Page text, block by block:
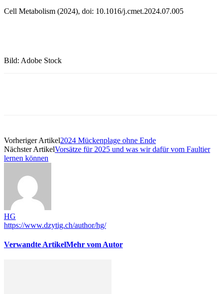
Cell Metabolism (2024), doi: 10.1016/j.cmet.2024.07.005
Bild: Adobe Stock
Vorheriger Artikel2024 Mückenplage ohne Ende
Nächster ArtikelVorsätze für 2025 und was wir dafür vom Faultier
lernen können
HG
https://www.dzytig.ch/author/hg/
Verwandte ArtikelMehr vom Autor